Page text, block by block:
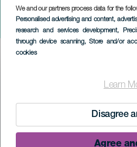
We and our partners process data for the
Personalised advertising and content,
research and services development,
through device scanning, Store and/or
cookies
Learn
Disagree
Agree
Luck Ra +
LA PALMA
Imagen